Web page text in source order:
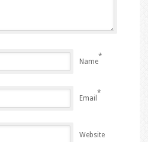
Name
*
Email
*
Website